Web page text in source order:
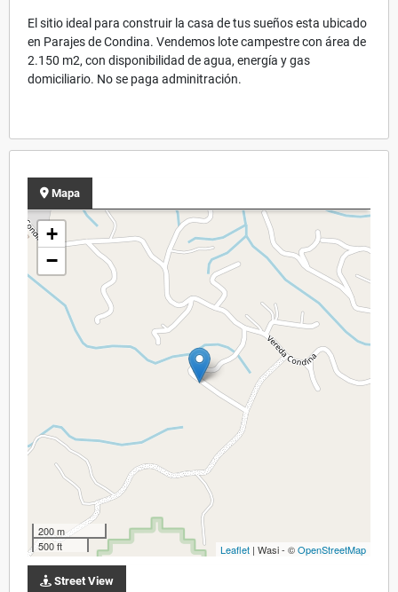
El sitio ideal para construir la casa de tus sueños esta ubicado
en Parajes de Condina. Vendemos lote campestre con área de
2.150 m2, con disponibilidad de agua, energía y gas
domiciliario. No se paga adminitración.
Mapa
+
−
200 m
500 ft
Leaflet | Wasi - ©OpenStreetMap
Street View